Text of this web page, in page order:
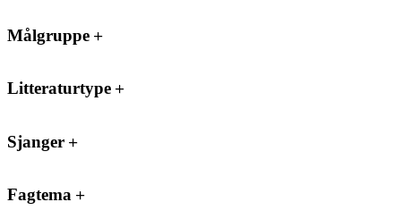
Målgruppe
Litteraturtype
Sjanger
Fagtema